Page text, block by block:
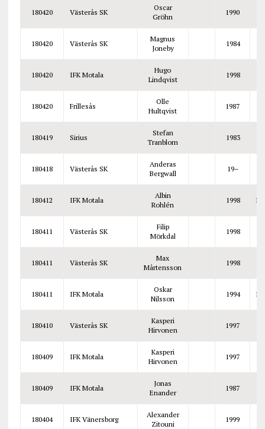
180420 Västerås SK
Oscar
Gröhn
1990
180420 Västerås SK
Magnus
Joneby
1984
180420 IFK Motala
Hugo
Lindqvist
1998
180420 Frillesås
Olle
Hultqvist
1987
180419 Sirius
Stefan
Tranblom
1983
180418 Västerås SK
Anderas
Bergwall
19–
180412 IFK Motala
Albin
Rohlén
1998
180411 Västerås SK
Filip
Mörkdal
1998
180411 Västerås SK
Max
Mårtensson
1998
180411 IFK Motala
Oskar
Nilsson
1994
180410 Västerås SK
Kasperi
Hirvonen
1997
180409 IFK Motala
Kasperi
Hirvonen
1997
180409 IFK Motala
Jonas
Enander
1987
180404 IFK Vänersborg
Alexander
Zitouni
1999